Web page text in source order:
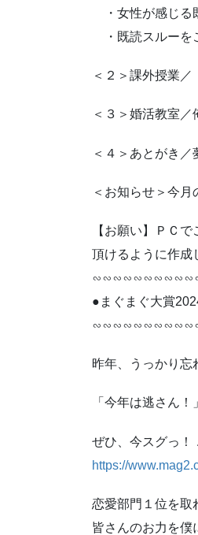
・女性が感じる
・既読スルーを
＜２＞課外授業
＜３＞婚活教室
＜４＞あとがき
＜お知らせ＞今
【お願い】ＰＣ
頂けるように作成
●まぐまぐ大賞
昨年、うっかり
「今年は逃さん
ぜひ、今スグっ！
https://
恋愛部門１位を取
皆さんのお力を僕